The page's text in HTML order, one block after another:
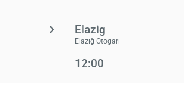
Elazig
Elazığ Otogarı
12:00